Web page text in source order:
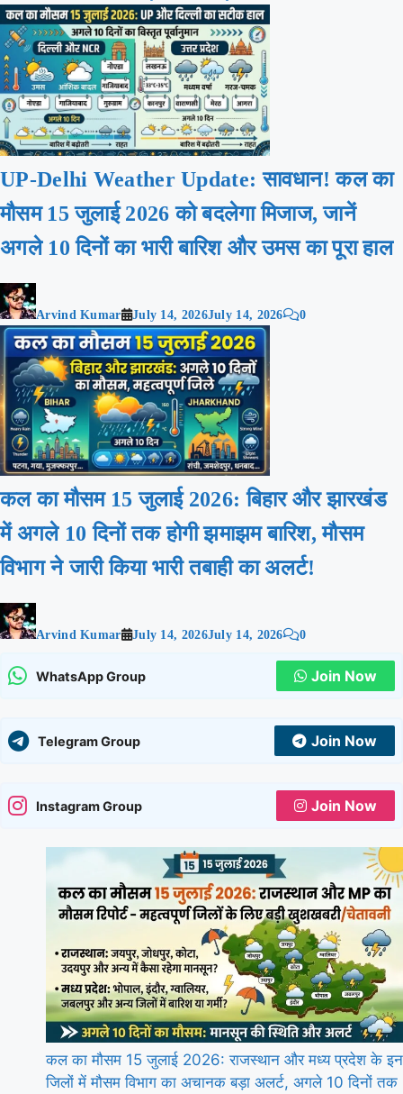
UP-Delhi Weather Update: सावधान! कल का
मौसम 15 जुलाई 2026 को बदलेगा मिजाज, जानें
अगले 10 दिनों का भारी बारिश और उमस का पूरा हाल
Arvind Kumar July 14, 2026July 14, 2026 0
कल का मौसम 15 जुलाई 2026: बिहार और झारखंड
में अगले 10 दिनों तक होगी झमाझम बारिश, मौसम
विभाग ने जारी किया भारी तबाही का अलर्ट!
Arvind Kumar July 14, 2026July 14, 2026 0
WhatsApp Group Join Now
Telegram Group Join Now
Instagram Group Join Now
कल का मौसम 15 जुलाई 2026: राजस्थान और मध्य प्रदेश के इन
जिलों में मौसम विभाग का अचानक बड़ा अलर्ट, अगले 10 दिनों तक